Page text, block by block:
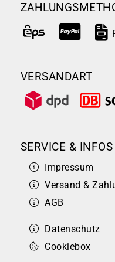
VERSANDART
SERVICE & INFOS
Impressum
Versand &
AGB
Datenschutz
Cookiebox